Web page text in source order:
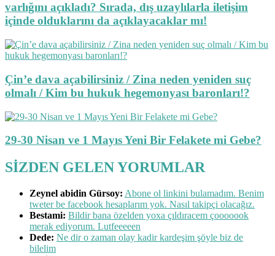
varlığını açıkladı? Sırada, dış uzaylılarla iletişim
içinde olduklarını da açıklayacaklar mı!
Çin’e dava açabilirsiniz / Zina neden yeniden suç
olmalı / Kim bu hukuk hegemonyası baronları!?
29-30 Nisan ve 1 Mayıs Yeni Bir Felakete mi Gebe?
SİZDEN GELEN YORUMLAR
Zeynel abidin Gürsoy: Abone ol linkini bulamadım. Benim
tweter be facebook hesaplarım yok. Nasıl takipçi olacağız.
Bestami: Bildir bana özelden yoxa çıldıracem çooooook
merak ediyorum. Lutfeeeeen
Dede: Ne dir o zaman olay kadir kardeşim şöyle biz de
bilelim